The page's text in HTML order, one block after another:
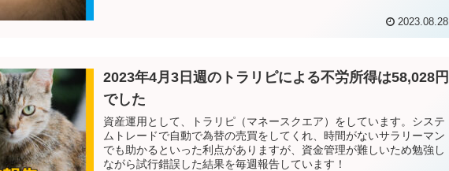
2023.08.28
2023年4月3日週のトラリピによる不労所得は58,028円
でした
資産運用として、トラリピ（マネースクエア）をしています。システ
ムトレードで自動で為替の売買をしてくれ、時間がないサラリーマン
でも助かるといった利点がありますが、資金管理が難しいため勉強し
ながら試行錯誤した結果を毎週報告しています！